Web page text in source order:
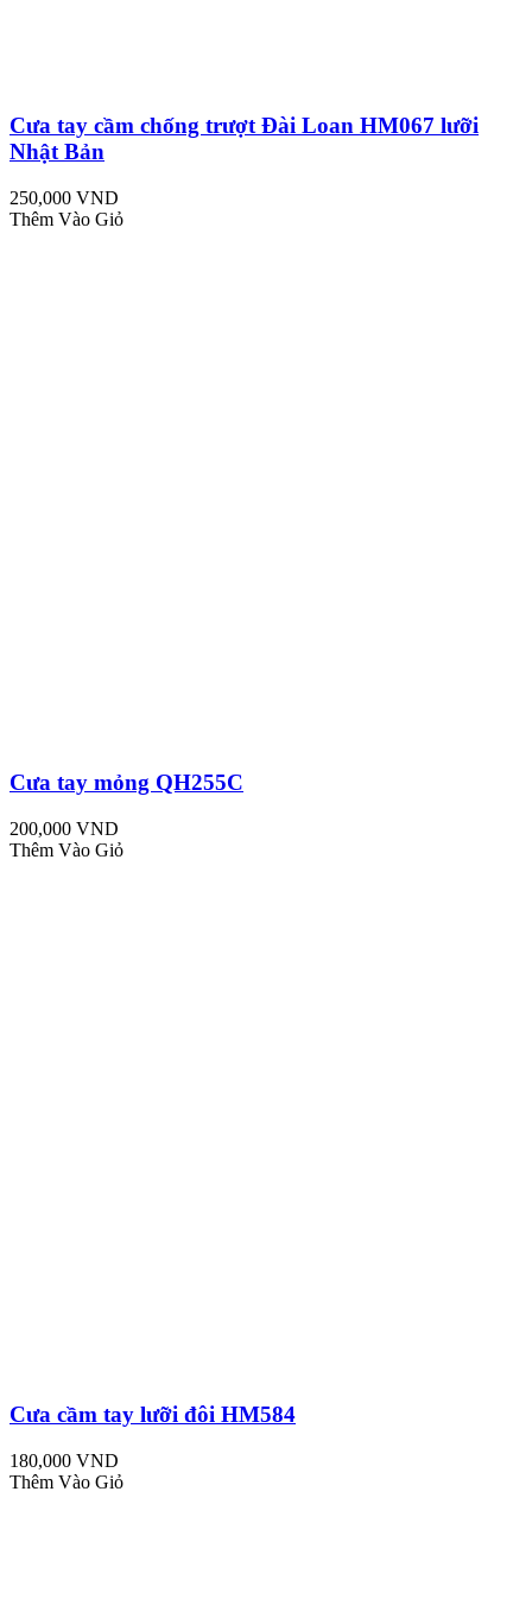
Cưa tay cầm chống trượt Đài Loan HM067 lưỡi
Nhật Bản
250,000 VND
Thêm Vào Giỏ
Cưa tay mỏng QH255C
200,000 VND
Thêm Vào Giỏ
Cưa cầm tay lưỡi đôi HM584
180,000 VND
Thêm Vào Giỏ